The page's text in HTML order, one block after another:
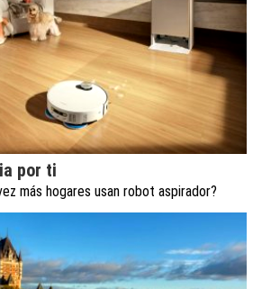
por ti
más hogares usan robot aspirador?